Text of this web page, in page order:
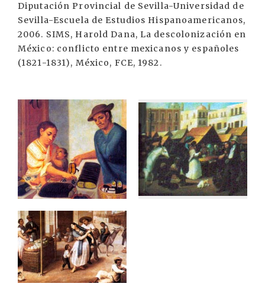
Diputación Provincial de Sevilla-Universidad de
Sevilla-Escuela de Estudios Hispanoamericanos,
2006. SIMS, Harold Dana, La descolonización en
México: conflicto entre mexicanos y españoles
(1821-1831), México, FCE, 1982.